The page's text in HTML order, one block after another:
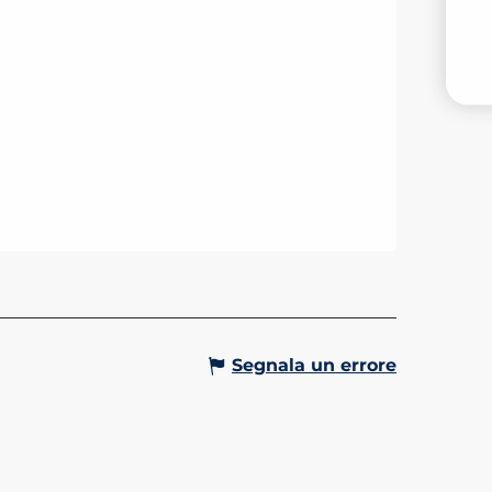
Segnala un errore